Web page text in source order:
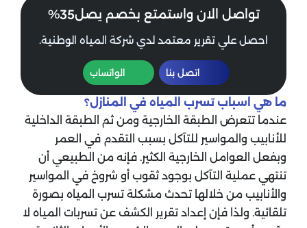
تواصل الان واستمتع بخصم يصل35
%
احصل علي تقرير معتمد لدي شركة المياه الوطنية.
اتصل بنا الواتساب
ما هي اسباب تسرب المياه في المنازل؟
عندما تتعرض الطبقة الخارجية ومن ثم الطبقة الداخلية
للأنابيب والمواسير للتآكل بسبب التقدم في العمر
وبفعل العوامل الخارجية الكثير. فإنه من الطبيعي أن
تنتهي عملية التآكل بوجود ثقوب أو شروخ في المواسير
والأنابيب من خلالها تحدث مشكلة تسرب المياه بصورة
تلقائية. ولذا فإن إعداد تقرير الكشف عن تسربات المياه لا